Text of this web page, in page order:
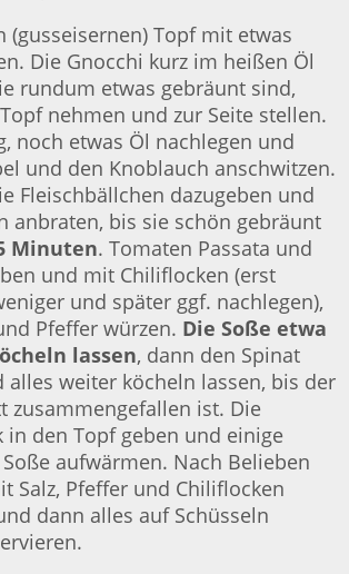
(gusseisernen) Topf mit etwas
Die Gnocchi kurz im heißen Öl
rundum etwas gebräunt sind,
nehmen und zur Seite stellen.
noch etwas Öl nachlegen und
und den Knoblauch anschwitzen.
Fleischbällchen dazugeben und
anbraten, bis sie schön gebräunt
Minuten. Tomaten Passata und
und mit Chiliflocken (erst
und später ggf. nachlegen),
Pfeffer würzen. Die Soße etwa
lassen, dann den Spinat
alles weiter köcheln lassen, bis der
zusammengefallen ist. Die
in den Topf geben und einige
aufwärmen. Nach Belieben
Salz, Pfeffer und Chiliflocken
dann alles auf Schüsseln